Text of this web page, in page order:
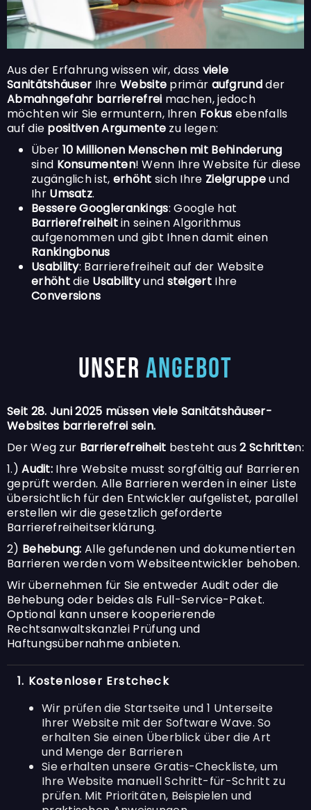
Aus der Erfahrung wissen wir, dass viele
Sanitätshäuser IhreWebsite primär aufgrundder
Abmahngefahr barrierefrei machen, jedoch
möchten wir Sie ermuntern, Ihren Fokus ebenfalls
auf die positiven Argumente zu legen:
Über 10 Millionen Menschen mit Behinderung
sind Konsumenten! Wenn Ihre Website für diese
zugänglich ist, erhöht sich Ihre Zielgruppeund
Ihr Umsatz.
Bessere Googlerankings:Google hat
Barrierefreiheitin seinen Algorithmus
aufgenommen und gibt Ihnen damit einen
Rankingbonus
Usability: Barrierefreiheit auf der Website
erhöhtdie Usabilityund steigertIhre
Conversions
Unser Angebot
Seit 28. Juni 2025 müssen viele Sanitätshäuser-
Websites barrierefrei sein.
Der Weg zur Barrierefreiheit besteht aus2 Schritten:
1.)Audit: Ihre Website musst sorgfältig auf Barrieren
geprüft werden. Alle Barrieren werden in einer Liste
übersichtlich für den Entwickler aufgelistet, parallel
erstellen wir die gesetzlich geforderte
Barrierefreiheitserklärung.
2) Behebung: Alle gefundenen und dokumentierten
Barrieren werden vom Websiteentwickler behoben.
Wir übernehmen für Sie entweder Audit oder die
Behebung oder beides als Full-Service-Paket.
Optional kann unsere kooperierende
Rechtsanwaltskanzlei Prüfung und
Haftungsübernahme anbieten.
1. Kostenloser Erstcheck
Wir prüfen die Startseite und 1 Unterseite
Ihrer Website mit der Software Wave. So
erhalten Sie einen Überblick über die Art
und Menge der Barrieren
Sie erhalten unsere Gratis-Checkliste, um
Ihre Website manuell Schritt-für-Schritt zu
prüfen. Mit Prioritäten, Beispielen und